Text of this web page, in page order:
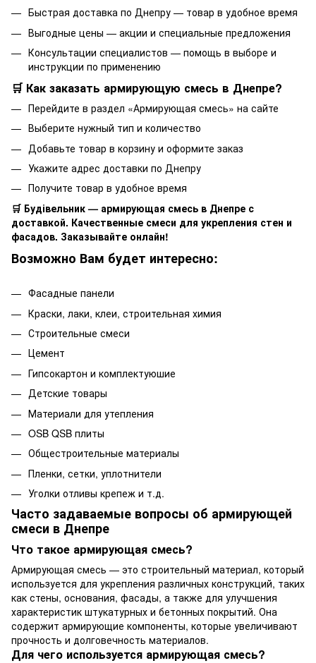
Быстрая доставка по Днепру — товар в удобное время
Выгодные цены — акции и специальные предложения
Консультации специалистов — помощь в выборе и
инструкции по применению
🛒 Как заказать армирующую смесь в Днепре?
Перейдите в раздел «Армирующая смесь» на сайте
Выберите нужный тип и количество
Добавьте товар в корзину и оформите заказ
Укажите адрес доставки по Днепру
Получите товар в удобное время
🛒 Будівельник — армирующая смесь в Днепре с
доставкой. Качественные смеси для укрепления стен и
фасадов. Заказывайте онлайн!
Возможно Вам будет интересно:
Фасадные панели
Краски, лаки, клеи, строительная химия
Строительные смеси
Цемент
Гипсокартон и комплектуюшие
Детские товары
Материали для утепления
OSB QSB плиты
Общестроительные материалы
Пленки, сетки, уплотнители
Уголки отливы крепеж и т.д.
Часто задаваемые вопросы об армирующей
смеси в Днепре
Что такое армирующая смесь?
Армирующая смесь — это строительный материал, который
используется для укрепления различных конструкций, таких
как стены, основания, фасады, а также для улучшения
характеристик штукатурных и бетонных покрытий. Она
содержит армирующие компоненты, которые увеличивают
прочность и долговечность материалов.
Для чего используется армирующая смесь?